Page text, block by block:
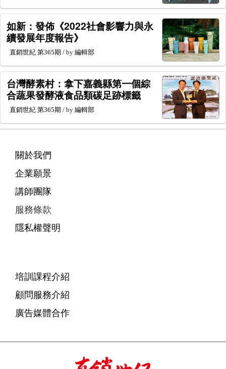
如新：發佈《2022社會影響力與永
續發展年度報告》
直銷世紀 第365期 / by 編輯部
台灣酵素村：拿下嘉義縣第一個綜
合蔬果發酵液食品類碳足跡標籤
直銷世紀 第365期 / by 編輯部
關於我們
企業願景
講師團隊
服務條款
隱私權聲明
培訓課程介紹
顧問服務介紹
廣告媒體合作